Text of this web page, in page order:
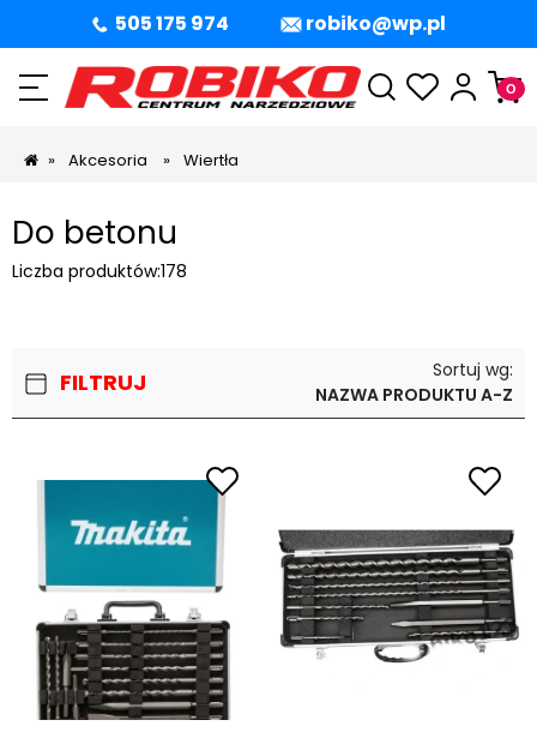
505 175 974 robiko@wp.pl
» Akcesoria » Wiertła
Do betonu
Liczba produktów:178
FILTRUJ
Sortuj wg:
NAZWA PRODUKTU A-Z